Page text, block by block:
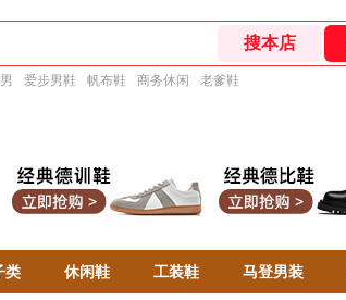
爱步男鞋 帆布鞋 商务休闲 老爹鞋
类 休闲鞋 工装鞋 马登男装